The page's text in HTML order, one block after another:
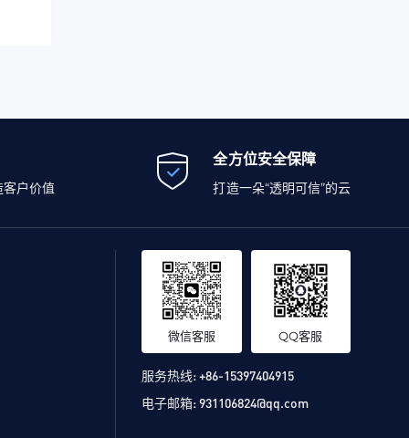
户价值
全方位安全保障
打造一朵“透明可信”的云
微信客服 QQ客服
服务热线:+86-15397404915
电子邮箱:931106824@qq.com